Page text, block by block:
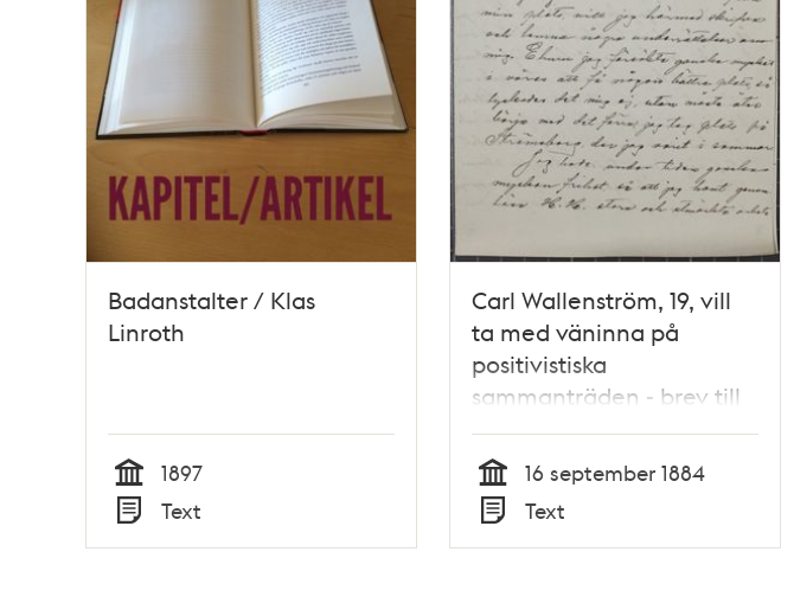
Badanstalter / Klas
Linroth
Tid
1897
Typ
Text
Carl Wallenström, 19, vill
ta med väninna på
positivistiska
sammanträden - brev till
Dr Nyström 1884
Tid
16 september 1884
Typ
Text